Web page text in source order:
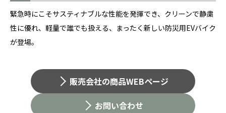
緊急時にこそサスティナブルな性能を発揮でき、クリーンで静粛
性に優れ、軽量で誰でも扱える、まったく新しい防災用EVバイク
が登場。
販売会社の商品WEBページ
お問い合わせ